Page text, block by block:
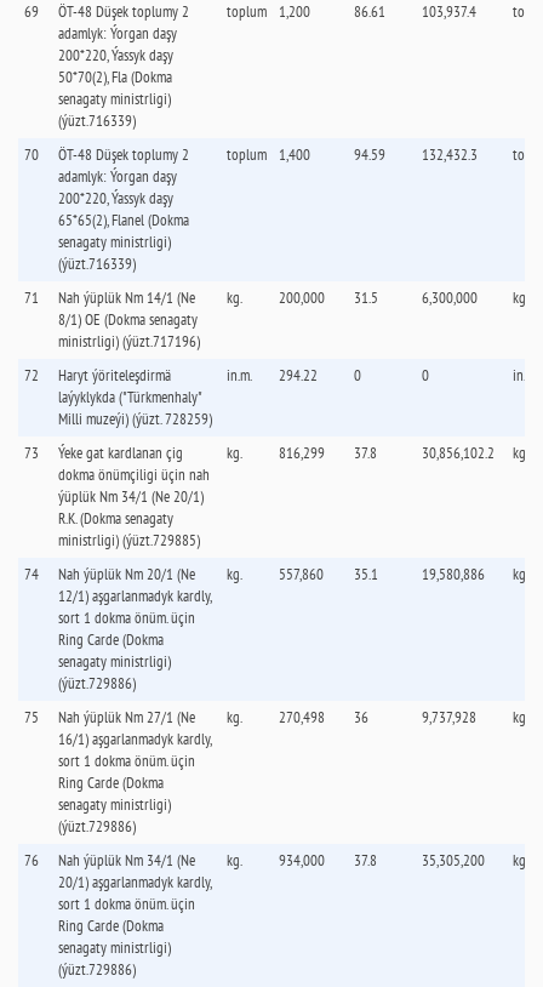
69
ÖT-48 Düşek toplumy 2
adamlyk: Ýorgan daşy
200*220, Ýassyk daşy
50*70(2), Fla (Dokma
senagaty ministrligi)
(ýüzt.716339)
toplum 1,200 86.61 103,937.4
70
ÖT-48 Düşek toplumy 2
adamlyk: Ýorgan daşy
200*220, Ýassyk daşy
65*65(2), Flanel (Dokma
senagaty ministrligi)
(ýüzt.716339)
toplum 1,400 94.59 132,432.3
71
Nah ýüplük Nm 14/1 (Ne
8/1) OE (Dokma senagaty
ministrligi) (ýüzt.717196)
kg. 200,000 31.5 6,300,000 kg.
72
Haryt ýöriteleşdirmä
laýyklykda ("Türkmenhaly"
Milli muzeýi) (ýüzt. 728259)
in.m. 294.22 0 0 in.m.
73
Ýeke gat kardlanan çig
dokma önümçiligi üçin nah
ýüplük Nm 34/1 (Ne 20/1)
R.K. (Dokma senagaty
ministrligi) (ýüzt.729885)
kg. 816,299 37.8 30,856,102.2 kg.
74
Nah ýüplük Nm 20/1 (Ne
12/1) aşgarlanmadyk kardly,
sort 1 dokma önüm. üçin
Ring Carde (Dokma
senagaty ministrligi)
(ýüzt.729886)
kg. 557,860 35.1 19,580,886 kg.
75
Nah ýüplük Nm 27/1 (Ne
16/1) aşgarlanmadyk kardly,
sort 1 dokma önüm. üçin
Ring Carde (Dokma
senagaty ministrligi)
(ýüzt.729886)
kg. 270,498 36 9,737,928 kg.
76
Nah ýüplük Nm 34/1 (Ne
20/1) aşgarlanmadyk kardly,
sort 1 dokma önüm. üçin
Ring Carde (Dokma
senagaty ministrligi)
(ýüzt.729886)
kg. 934,000 37.8 35,305,200 kg.